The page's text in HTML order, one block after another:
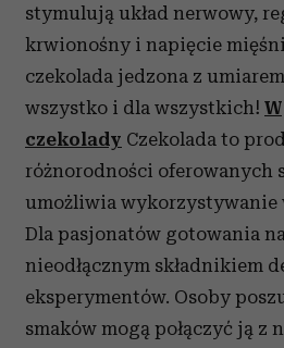
stymulują układ nerwowy,
krwionośny i napięcie
czekolada jedzona z
wszystko i dla wszystkich!
czekolady Czekolada to
różnorodności oferowanych
umożliwia wykorzystywanie
Dla pasjonatów gotowania
nieodłącznym składnikiem
eksperymentów. Osoby
smaków mogą połączyć ją z